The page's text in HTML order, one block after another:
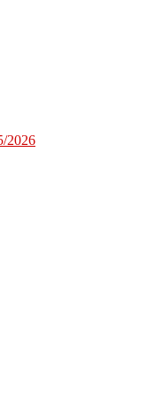
2026